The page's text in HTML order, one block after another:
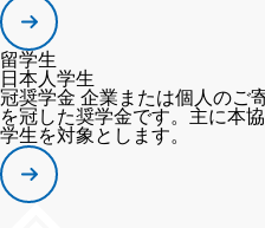
留学生
日本人学生
冠奨学金 企業または個人のご
を冠した奨学金です。主に本
学生を対象とします。